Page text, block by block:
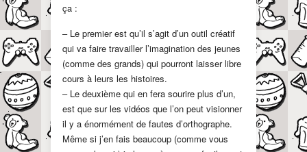
ça :
– Le premier est qu’il s’agit d’un outil créatif
qui va faire travailler l’imagination des jeunes
(comme des grands) qui pourront laisser libre
cours à leurs les histoires.
– Le deuxième qui en fera sourire plus d’un,
est que sur les vidéos que l’on peut visionner
il y a énormément de fautes d’orthographe.
Même si j’en fais beaucoup (comme vous